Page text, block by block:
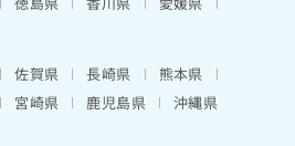
佐賀県 長崎県
熊本県
宮崎県 鹿児島県 沖縄県